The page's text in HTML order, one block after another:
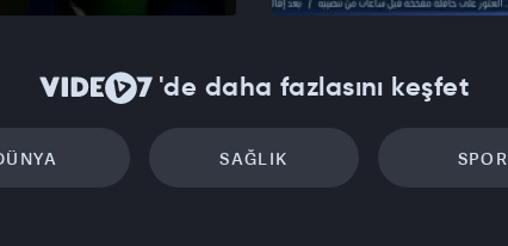
'de daha fazlasını keşfet
SAĞLIK SPOR